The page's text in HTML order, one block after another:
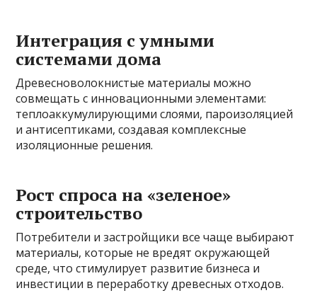
Интеграция с умными
системами дома
Древесноволокнистые материалы можно
совмещать с инновационными элементами:
теплоаккумулирующими слоями, пароизоляцией
и антисептиками, создавая комплексные
изоляционные решения.
Рост спроса на «зеленое»
строительство
Потребители и застройщики все чаще выбирают
материалы, которые не вредят окружающей
среде, что стимулирует развитие бизнеса и
инвестиции в переработку древесных отходов.